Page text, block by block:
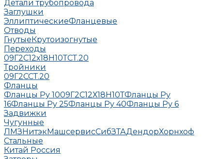
Детали трубопровода
Заглушки
ЭллиптическиеФланцевые
Отводы
Гнутые Крутоизогнутые
Переходы
09Г2С12х18Н10ТСТ.20
Тройники
09Г2ССТ.20
Фланцы
Фланцы Ру 1009Г2С12Х18Н10ТФланцы Ру
16Фланцы Ру 25Фланцы Ру 40Фланцы Ру 6
Задвижки
Чугунные
ЛМЗ НитэкМашсервисСибЗТАДендорХорнхоф
Стальные
Китай Россия